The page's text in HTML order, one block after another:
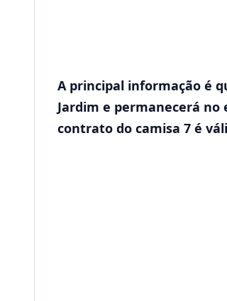
A principal informação é
Jardim e permanecerá
contrato do camisa 7 é